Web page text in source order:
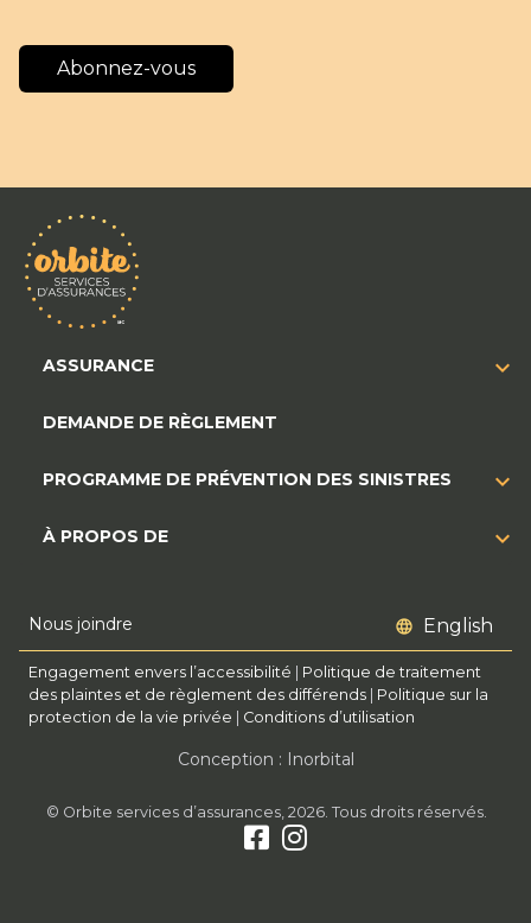
Abonnez-vous
ASSURANCE
DEMANDE DE RÈGLEMENT
PROGRAMME DE PRÉVENTION DES SINISTRES
À PROPOS DE
Nous joindre English
Engagement envers l’accessibilité
Politique de traitement
des plaintes et de règlement des différends
Politique sur la
protection de la vie privée
Conditions d’utilisation
Conception : Inorbital
© Orbite services d’assurances, 2026. Tous droits réservés.